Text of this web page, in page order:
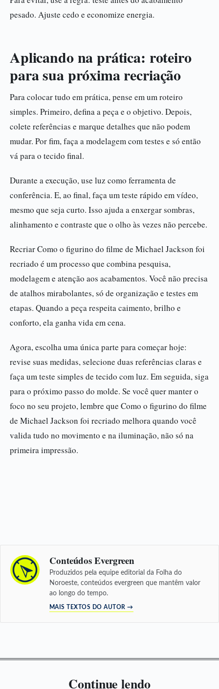
pesado. Ajuste cedo e economize energia.
Aplicando na prática: roteiro
para sua próxima recriação
Para colocar tudo em prática, pense em um roteiro
simples. Primeiro, defina a peça e o objetivo. Depois,
colete referências e marque detalhes que não podem
mudar. Por fim, faça a modelagem com testes e só então
vá para o tecido final.
Durante a execução, use luz como ferramenta de
conferência. E, ao final, faça um teste rápido em vídeo,
mesmo que seja curto. Isso ajuda a enxergar sombras,
alinhamento e contraste que o olho às vezes não percebe.
Recriar Como o figurino do filme de Michael Jackson foi
recriado é um processo que combina pesquisa,
modelagem e atenção aos acabamentos. Você não precisa
de atalhos mirabolantes, só de organização e testes em
etapas. Quando a peça respeita caimento, brilho e
conforto, ela ganha vida em cena.
Agora, escolha uma única parte para começar hoje:
revise suas medidas, selecione duas referências claras e
faça um teste simples de tecido com luz. Em seguida, siga
para o próximo passo do molde. Se você quer manter o
foco no seu projeto, lembre que Como o figurino do filme
de Michael Jackson foi recriado melhora quando você
valida tudo no movimento e na iluminação, não só na
primeira impressão.
Conteúdos Evergreen
Produzidos pela equipe editorial da Folha do
Noroeste, conteúdos evergreen que mantêm valor
ao longo do tempo.
MAIS TEXTOS DO AUTOR →
Continue lendo